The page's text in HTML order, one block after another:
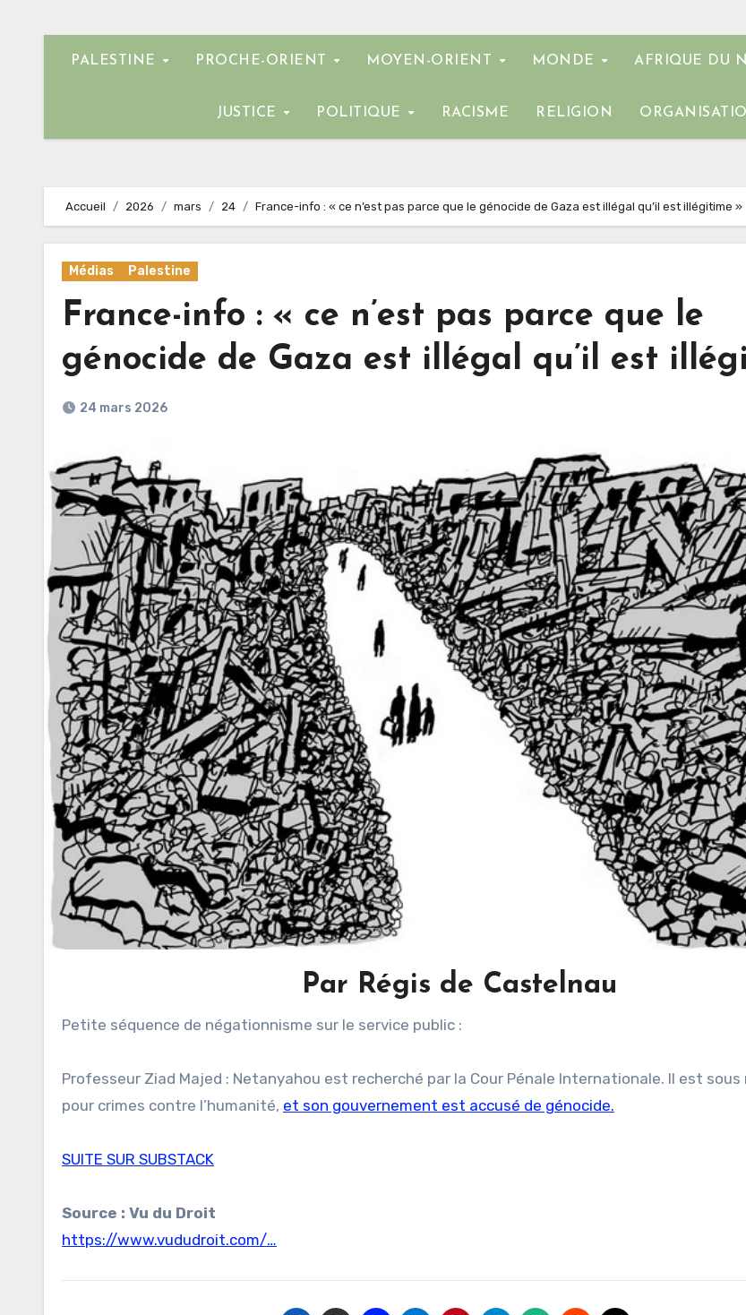
PALESTINE PROCHE-ORIENT MOYEN-ORIENT MONDE AFRIQUE DU
JUSTICE POLITIQUE RACISME RELIGION
Accueil 2026 mars 24 France-info : « ce n’est pas parce que le génocide de Gaza est illégal qu’il est illégitime »
Médias Palestine
France-info : « ce n’est pas parce que le
génocide de Gaza est illégal qu’il est
24 mars 2026
Par Régis de Castelnau
Petite séquence de négationnisme sur le service public :
Professeur Ziad Majed : Netanyahou est recherché par la Cour Pénale Internationale. Il est sous
pour crimes contre l’humanité, et son gouvernement est accusé de génocide.
SUITE SUR SUBSTACK
Source : Vu du Droit
https://www.vududroit.com/…